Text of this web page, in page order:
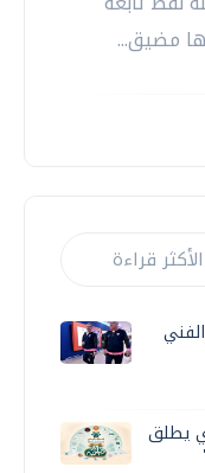
مضيق...
الأكثر قراءة
يطلق